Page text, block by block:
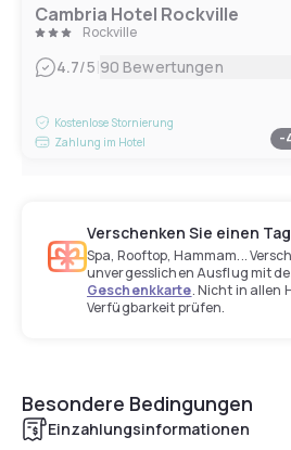
Cambria Hotel Rockville
Rockville
4.7/5|90 Bewertungen
Kostenlose Stornierung
Zahlung im Hotel
-
Verschenken Sie einen
Spa, Rooftop, Hammam...
unvergesslichen Ausflug mit
Geschenkkarte. Nicht in allen
Verfügbarkeit prüfen.
Besondere Bedingungen
Einzahlungsinformationen